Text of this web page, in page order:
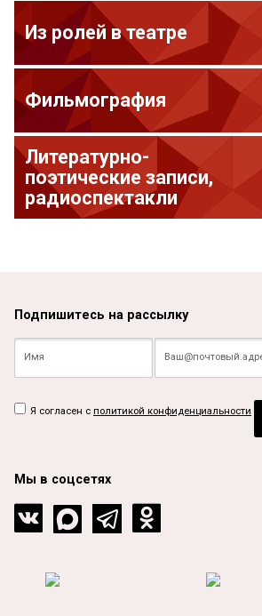
Из ролей в театре
Фильмография
Литературно-
поэтические записи,
радиоспектакли
Подпишитесь на рассылку
Я согласен с политикой конфиденциальности
Мы в соцсетях